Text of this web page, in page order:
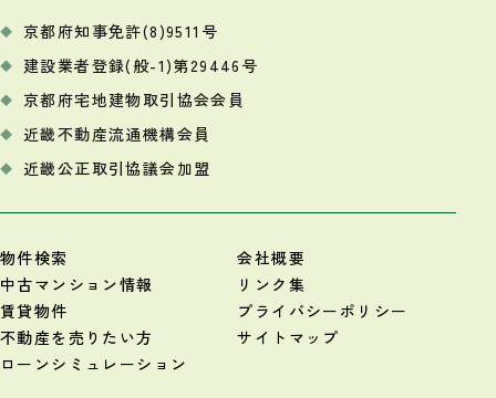
京都府知事免許(8)9511号
建設業者登録(般-1)第29446号
京都府宅地建物取引協会会員
近畿不動産流通機構会員
近畿公正取引協議会加盟
物件検索
中古マンション情報
賃貸物件
不動産を売りたい方
ローンシミュレーション
会社概要
リンク集
プライバシーポリシー
サイトマップ